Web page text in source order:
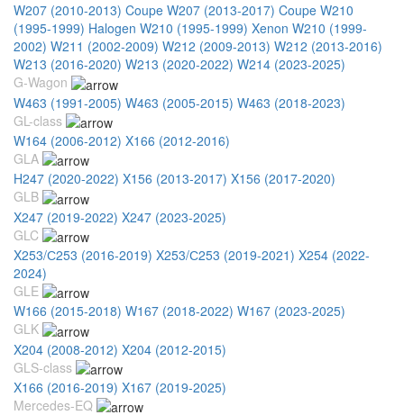
W207 (2010-2013) Coupe W207 (2013-2017) Coupe W210
(1995-1999) Halogen W210 (1995-1999) Xenon W210 (1999-
2002) W211 (2002-2009) W212 (2009-2013) W212 (2013-2016)
W213 (2016-2020) W213 (2020-2022) W214 (2023-2025)
G-Wagon
W463 (1991-2005) W463 (2005-2015) W463 (2018-2023)
GL-class
W164 (2006-2012) X166 (2012-2016)
GLA
H247 (2020-2022) X156 (2013-2017) X156 (2017-2020)
GLB
X247 (2019-2022) X247 (2023-2025)
GLC
X253/С253 (2016-2019) X253/С253 (2019-2021) X254 (2022-
2024)
GLE
W166 (2015-2018) W167 (2018-2022) W167 (2023-2025)
GLK
X204 (2008-2012) X204 (2012-2015)
GLS-class
X166 (2016-2019) X167 (2019-2025)
Mercedes-EQ